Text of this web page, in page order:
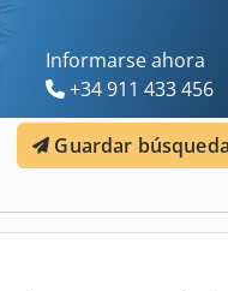
Informarse ahora
+34 911 433 456
Guardar búsqueda